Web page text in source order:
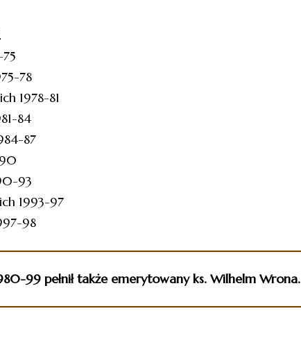
78
1978-81
84
87
93
1993-97
98
99 pełnił także emerytowany ks. Wilhelm Wrona.